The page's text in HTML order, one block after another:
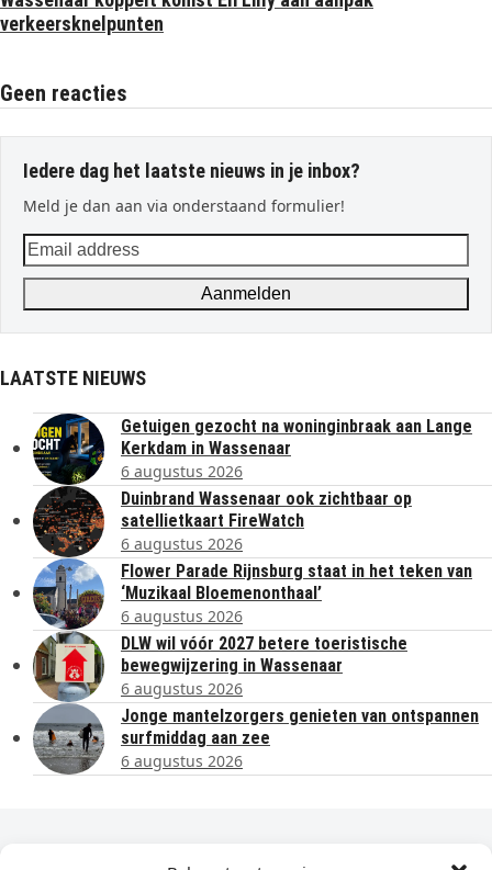
verkeersknelpunten
Geen reacties
Iedere dag het laatste nieuws in je inbox?
Meld je dan aan via onderstaand formulier!
Email
address
Aanmelden
LAATSTE NIEUWS
Getuigen gezocht na woninginbraak aan Lange
Kerkdam in Wassenaar
6 augustus 2026
Duinbrand Wassenaar ook zichtbaar op
satellietkaart FireWatch
6 augustus 2026
Flower Parade Rijnsburg staat in het teken van
‘Muzikaal Bloemenonthaal’
6 augustus 2026
DLW wil vóór 2027 betere toeristische
bewegwijzering in Wassenaar
6 augustus 2026
Jonge mantelzorgers genieten van ontspannen
surfmiddag aan zee
6 augustus 2026
Dagelijks het laatste nieuws in je e-mail?